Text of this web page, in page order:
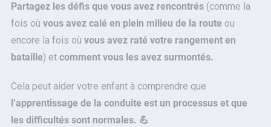
Partagez les défis que vous avez rencontrés (comme la
fois où vous avez calé en plein milieu de la route ou
encore la fois où vous avez raté votre rangement en
bataille) et comment vous les avez surmontés.
Cela peut aider votre enfant à comprendre que
l’apprentissage de la conduite est un processus et que
les difficultés sont normales. 💪